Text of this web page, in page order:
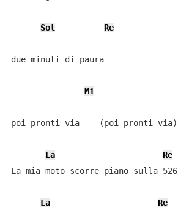
Sol Re
due minuti di paura
Mi
poi pronti via    (poi pronti via)
La
Re
La mia moto scorre piano sulla 526
La
Re